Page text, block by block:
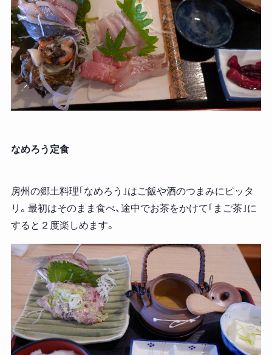
なめろう定食
房州の郷土料理｢なめろう｣はご飯や酒のつまみにピッタ
リ。最初はそのまま食べ、途中でお茶をかけて｢まご茶｣に
すると２度楽しめます。